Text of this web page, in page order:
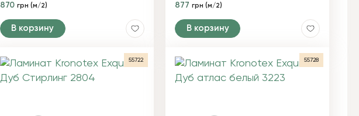
870 грн (м/2)
В корзину
877грн (м/2)
В корзину
55722 55728